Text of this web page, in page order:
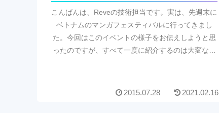
こんばんは、Reveの技術担当です。実は、先週末に
ベトナムのマンガフェスティバルに行ってきまし
た。今回はこのイベントの様子をお伝えしようと思
ったのですが、すべて一度に紹介するのは大変なの
2015.07.28 2021.02.16